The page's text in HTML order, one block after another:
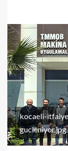
kocaeli-
gucleniyor.jpg